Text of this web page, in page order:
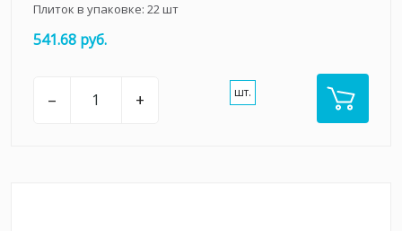
Плиток в упаковке: 22шт
541.68 руб.
– + шт.